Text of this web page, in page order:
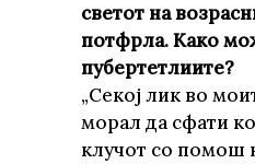
светот на
потфрла. Како
пубертетлиите?
„Секој лик во
морал да сфати
клучот со помош